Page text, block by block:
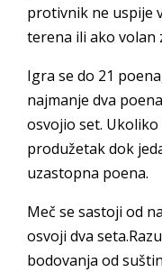
protivnik ne uspije
terena ili ako volan
Igra se do 21
najmanje dva
osvojio set.
produžetak dok
uzastopna poena.
Meč se sastoji od
osvoji dva
bodovanja od